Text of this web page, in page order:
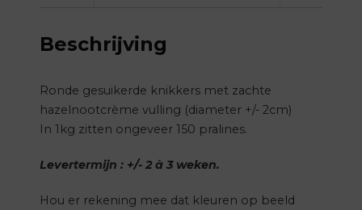
Beschrijving
Ronde gesuikerde knikkers met zachte
hazelnootcrème vulling (diameter +/- 2cm)
In 1kg zitten ongeveer 150 pralines.
Levertermijn : +/- 2 à 3 weken.
Hou er rekening mee dat kleuren op beeld